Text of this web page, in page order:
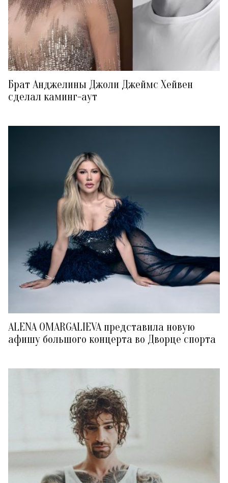
Брат Анджелины Джоли Джеймс Хейвен
сделал каминг-аут
ALENA OMARGALIEVA представила новую
афишу большого концерта во Дворце спорта